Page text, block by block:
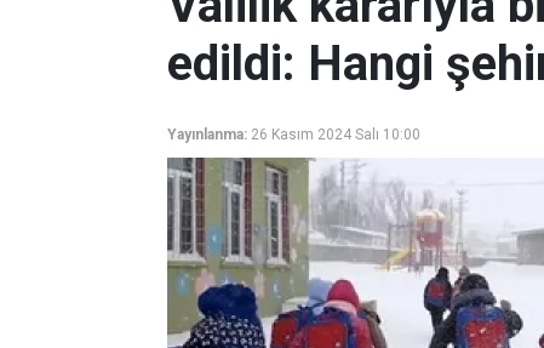
edildi: Hangi
Yayınlanma: 26 Kasım 2024 Salı 10:00